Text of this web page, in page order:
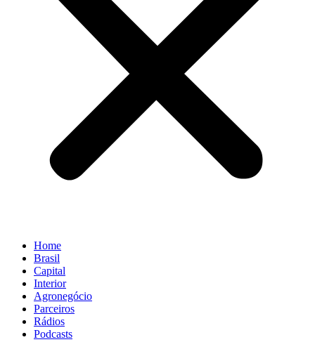
Home
Brasil
Capital
Interior
Agronegócio
Parceiros
Rádios
Podcasts